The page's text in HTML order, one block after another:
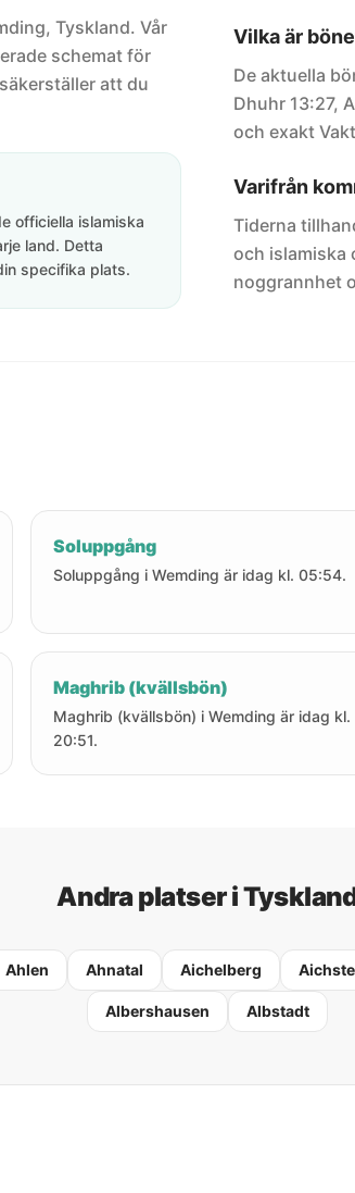
Tyskland. Vår
schemat för
att du
officiella islamiska
land. Detta
specifika plats.
Vilka är
De aktuella
Dhuhr 13:27,
och exakt
Varifrån
Tiderna
och islamiska
noggrannhet
Soluppgång
Soluppgång i Wemding är idag kl. 05:54.
Maghrib (kvällsbön)
Maghrib (kvällsbön) i Wemding är idag kl.
20:51.
Andra platser i
Ahlen Ahnatal Aichelberg
Albershausen Albstadt